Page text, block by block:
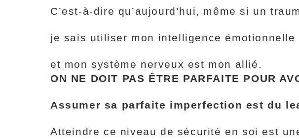
C’est-à-dire qu’aujourd’hui, même si un
je sais utiliser mon intelligence émotionnelle
et mon système nerveux est mon allié.
ON NE DOIT PAS ÊTRE PARFAITE POUR
Assumer sa parfaite imperfection est du
Atteindre ce niveau de sécurité en soi est